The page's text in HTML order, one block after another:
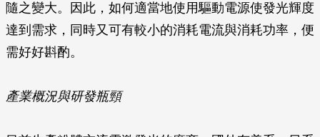
隨之變大。因此，如何適當地使用驅動電源使發光輝度
達到需求，同時又可有較小的消耗電流與消耗功率，便
需好好斟酌。
產業概況與研發瓶頸